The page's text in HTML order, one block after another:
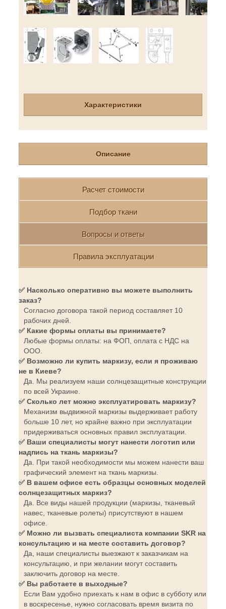
Характеристики
Описание
Расчет стоимости
Подбор ткани
Вопросы и ответы
Правила эксплуатации
✅ Насколько оперативно вы можете выполнить
заказ?
Согласно договора такой период составляет 10
рабочих дней.
✅ Какие формы оплаты вы принимаете?
Любые формы оплаты: на ФОП, оплата с НДС на
ООО.
✅ Возможно ли купить маркизу, если я проживаю
не в Киеве?
Да. Мы реализуем наши солнцезащитные конструкции
по всей Украине.
✅ Сколько лет можно эксплуатировать маркизу?
Механизм выдвижной маркизы выдерживает работу
больше 10 лет, но крайне важно при эксплуатации
придерживаться основных правил эксплуатации.
✅ Ваши специалисты могут нанести логотип или
надпись на ткань маркизы?
Да. При такой необходимости мы можем нанести ваш
графический элемент на ткань маркизы.
✅ В вашем офисе есть образцы основных моделей
солнцезащитных маркиз?
Да. Все виды нашей продукции (маркизы, тканевый
навес, тканевые ролеты) присутствуют в нашем
офисе.
✅ Можно ли вызвать специалиста компании SKR на
консультацию и на месте составить договор?
Да, наши специалисты выезжают к заказчикам на
консультацию, и при желании могут составить
заключить договор на месте.
✅ Вы работаете в выходные?
Если Вам удобно приехать к нам в офис в субботу или
в воскресенье, нужно согласовать время визита по